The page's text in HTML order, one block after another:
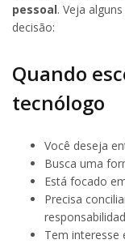
pessoal. Veja
decisão:
Quando
tecnólogo
Você deseja
Busca uma
Está focado
Precisa
Tem interesse